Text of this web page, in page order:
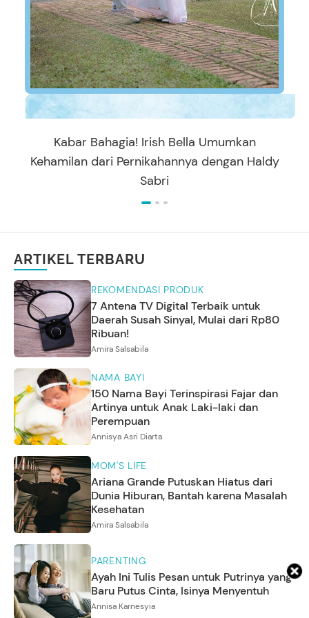
Kabar Bahagia! Irish Bella Umumkan
Kehamilan dari Pernikahannya dengan Haldy
Sabri
ARTIKEL TERBARU
REKOMENDASI PRODUK
7 Antena TV Digital Terbaik untuk
Daerah Susah Sinyal, Mulai dari Rp80
Ribuan!
Amira Salsabila
NAMA BAYI
150 Nama Bayi Terinspirasi Fajar dan
Artinya untuk Anak Laki-laki dan
Perempuan
Annisya Asri Diarta
MOM'S LIFE
Ariana Grande Putuskan Hiatus dari
Dunia Hiburan, Bantah karena Masalah
Kesehatan
Amira Salsabila
PARENTING
Ayah Ini Tulis Pesan untuk Putrinya yang
Baru Putus Cinta, Isinya Menyentuh
Annisa Karnesyia